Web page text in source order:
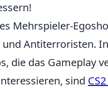
Mehrspieler-
Antiterroristen.
die das Gameplay
sind